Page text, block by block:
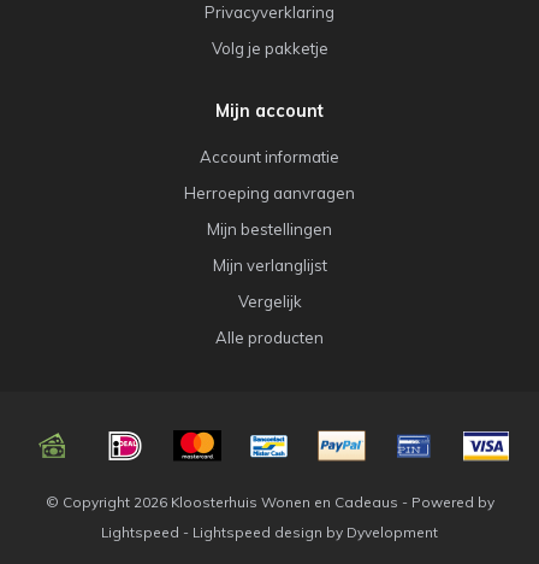
Privacyverklaring
Volg je pakketje
Mijn account
Account informatie
Herroeping aanvragen
Mijn bestellingen
Mijn verlanglijst
Vergelijk
Alle producten
© Copyright 2026 Kloosterhuis Wonen en Cadeaus - Powered by
Lightspeed - Lightspeed design by Dyvelopment